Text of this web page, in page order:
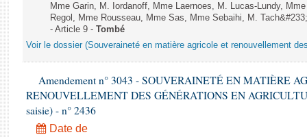
Mme Garin, M. Iordanoff, Mme Laernoes, M. Lucas-Lundy,
Regol, Mme Rousseau, Mme Sas, Mme Sebaihi, M.
- Article 9 - Tombé
Voir le dossier (Souveraineté en matière agricole et renouvellement
Amendement n° 3043 - SOUVERAINETÉ EN MATIÈRE
RENOUVELLEMENT DES GÉNÉRATIONS EN
saisie) - n° 2436
Date de